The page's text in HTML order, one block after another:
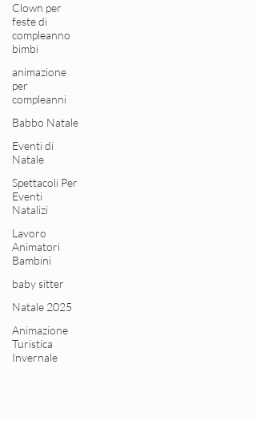
Clown per
feste di
compleanno
bimbi
animazione
per
compleanni
Babbo Natale
Eventi di
Natale
Spettacoli Per
Eventi
Natalizi
Lavoro
Animatori
Bambini
baby sitter
Natale 2025
Animazione
Turistica
Invernale